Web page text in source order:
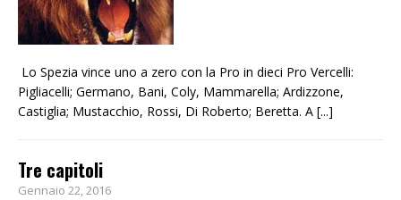
Lo Spezia vince uno a zero con la Pro in dieci Pro Vercelli:
Pigliacelli; Germano, Bani, Coly, Mammarella; Ardizzone,
Castiglia; Mustacchio, Rossi, Di Roberto; Beretta. A [...]
Tre capitoli
Gennaio 22, 2016